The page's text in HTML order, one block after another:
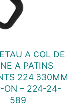
A COL DE
A PATINS
224 630MM
ON – 224-24-
589